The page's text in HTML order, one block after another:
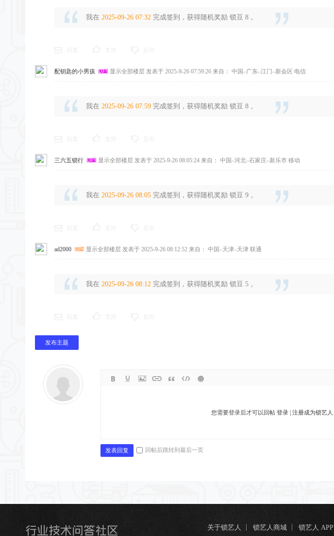
我在 2025-09-26 07:32 完成签到，获得随机奖励 锁豆 8 。
配钥匙的小男孩 显示全部楼层 发表于 2025-9-26 07:59:26 来自： 中国–广东–江门–新会区 电信
我在 2025-09-26 07:59 完成签到，获得随机奖励 锁豆 8 。
三六五锁行 显示全部楼层 发表于 2025-9-26 08:05:24 来自： 中国–河北–石家庄–新乐市 移动
我在 2025-09-26 08:05 完成签到，获得随机奖励 锁豆 9 。
ad2000 显示全部楼层 发表于 2025-9-26 08:12:52 来自： 中国–天津–天津 联通
我在 2025-09-26 08:12 完成签到，获得随机奖励 锁豆 5 。
发布主题
您需要登录后才可以回帖 登录| 注册成为锁艺人
发表回复 回帖后跳转到最后一页
关于锁艺人 锁艺人商城 锁艺人 APP